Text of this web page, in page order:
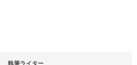
執筆ライター